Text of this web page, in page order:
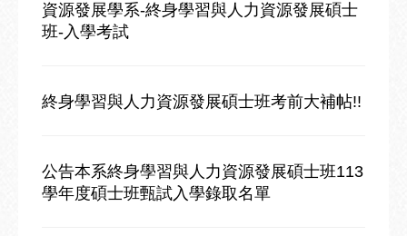
資源發展學系-終身學習與人力資源發展碩士
班-入學考試
終身學習與人力資源發展碩士班考前大補帖!!
公告本系終身學習與人力資源發展碩士班113
學年度碩士班甄試入學錄取名單